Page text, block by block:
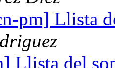
pm] Llista
Llista del